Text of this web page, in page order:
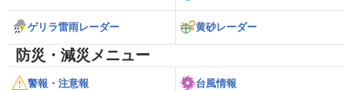
ゲリラ雷雨レーダー 黄砂レーダー
防災・減災メニュー
警報・注意報 台風情報